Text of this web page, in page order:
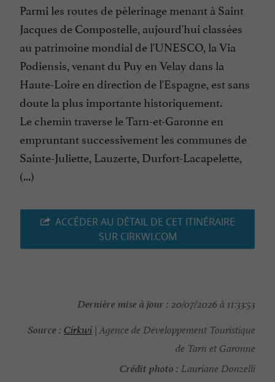
Parmi les routes de pèlerinage menant à Saint
Jacques de Compostelle, aujourd'hui classées
au patrimoine mondial de l'UNESCO, la Via
Podiensis, venant du Puy en Velay dans la
Haute-Loire en direction de l'Espagne, est sans
doute la plus importante historiquement.
Le chemin traverse le Tarn-et-Garonne en
empruntant successivement les communes de
Sainte-Juliette, Lauzerte, Durfort-Lacapelette,
(...)
ACCÉDER AU DÉTAIL DE CET ITINÉRAIRE
SUR CIRKWI.COM
Dernière mise à jour : 20/07/2026 à 11:33:53
Source : Cirkwi | Agence de Développement Touristique
de Tarn et Garonne
Crédit photo : Lauriane Donzelli